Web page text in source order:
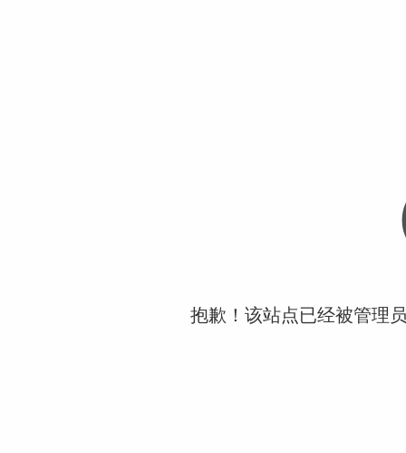
抱歉！该站点已经被管理